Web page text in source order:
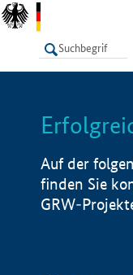
LISTE
Auf der
finden Sie
GRW-